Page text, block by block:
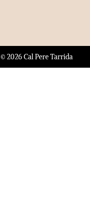
© 2026 Cal Pere Tarrida